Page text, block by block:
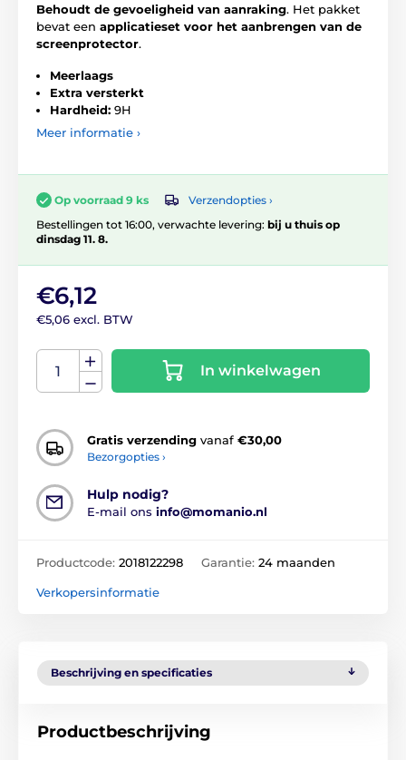
Behoudt de gevoeligheid van aanraking. Het pakket
bevat een applicatieset voor het aanbrengen van de
screenprotector.
Meerlaags
Extra versterkt
Hardheid: 9H
Meer informatie ›
Op voorraad 9 ks
Verzendopties ›
Bestellingen tot 16:00, verwachte levering: bij u thuis op
dinsdag 11. 8.
€6,12
€5,06 excl. BTW
In winkelwagen
Gratis verzending vanaf €30,00
Bezorgopties ›
Hulp nodig?
E-mail ons info@momanio.nl
Productcode: 2018122298 Garantie: 24 maanden
Verkopersinformatie
Beschrijving en specificaties
Productbeschrijving